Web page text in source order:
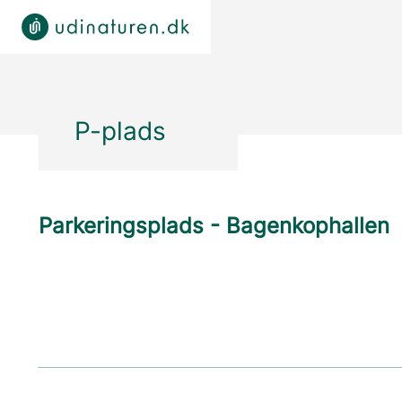
P-plads
Parkeringsplads - Bagenkophallen